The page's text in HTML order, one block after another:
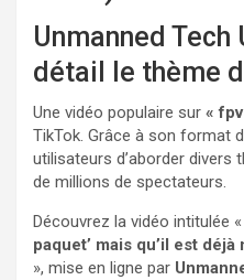
Unmanned Tech
détail le thème
Une vidéo populaire sur «
TikTok. Grâce à son format
utilisateurs d’aborder divers
de millions de spectateurs.
Découvrez la vidéo intitulée «
paquet’ mais qu’il est
», mise en ligne par